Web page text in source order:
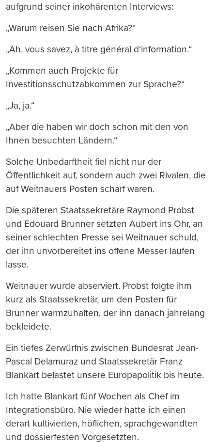
aufgrund seiner inkohärenten Interviews:
„Warum reisen Sie nach Afrika?“
„Ah, vous savez, à titre général d‘information.“
„Kommen auch Projekte für
Investitionsschutzabkommen zur Sprache?“
„Ja, ja.“
„Aber die haben wir doch schon mit den von
Ihnen besuchten Ländern.“
Solche Unbedarftheit fiel nicht nur der
Öffentlichkeit auf, sondern auch zwei Rivalen, die
auf Weitnauers Posten scharf waren.
Die späteren Staatssekretäre Raymond Probst
und Edouard Brunner setzten Aubert ins Ohr, an
seiner schlechten Presse sei Weitnauer schuld,
der ihn unvorbereitet ins offene Messer laufen
lasse.
Weitnauer wurde abserviert. Probst folgte ihm
kurz als Staatssekretär, um den Posten für
Brunner warmzuhalten, der ihn danach jahrelang
bekleidete.
Ein tiefes Zerwürfnis zwischen Bundesrat Jean-
Pascal Delamuraz und Staatssekretär Franz
Blankart belastet unsere Europapolitik bis heute.
Ich hatte Blankart fünf Wochen als Chef im
Integrationsbüro. Nie wieder hatte ich einen
derart kultivierten, höflichen, sprachgewandten
und dossierfesten Vorgesetzten.